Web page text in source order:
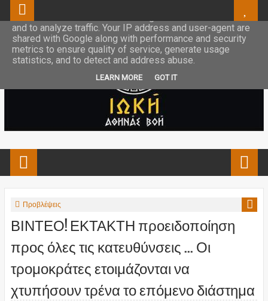
Προβλέψεις
ΒΙΝΤΕΟ! ΕΚΤΑΚΤΗ προειδοποίηση
προς όλες τις κατευθύνσεις ... Οι
τρομοκράτες ετοιμάζονται να
χτυπήσουν τρένα το επόμενο διάστημα
This site uses cookies from Google to deliver its services
and to analyze traffic. Your IP address and user-agent are
shared with Google along with performance and security
metrics to ensure quality of service, generate usage
statistics, and to detect and address abuse.
LEARN MORE GOT IT